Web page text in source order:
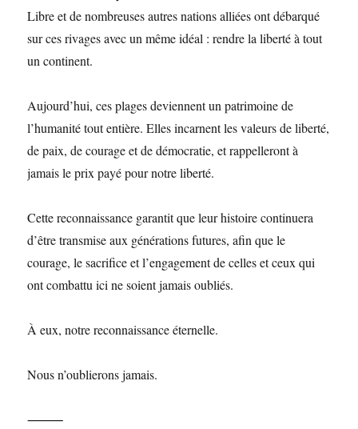
Libre et de nombreuses autres nations alliées ont débarqué
sur ces rivages avec un même idéal : rendre la liberté à tout
un continent.
Aujourd’hui, ces plages deviennent un patrimoine de
l’humanité tout entière. Elles incarnent les valeurs de liberté,
de paix, de courage et de démocratie, et rappelleront à
jamais le prix payé pour notre liberté.
Cette reconnaissance garantit que leur histoire continuera
d’être transmise aux générations futures, afin que le
courage, le sacrifice et l’engagement de celles et ceux qui
ont combattu ici ne soient jamais oubliés.
À eux, notre reconnaissance éternelle.
Nous n’oublierons jamais.
⸻